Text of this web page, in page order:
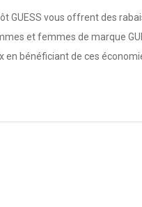
GUESS vous offrent des
et femmes de marque
en bénéficiant de ces